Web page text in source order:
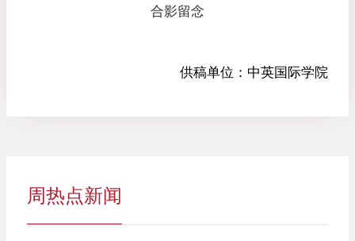
合影留念
供稿单位： 中英国际学院
周热点新闻